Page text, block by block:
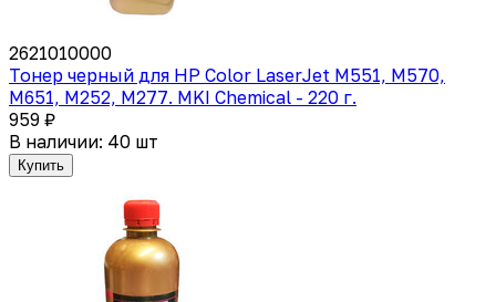
2621010000
Тонер черный для HP Color LaserJet M551, M570,
M651, M252, M277. MKI Chemical - 220 г.
959 ₽
В наличии: 40 шт
Купить